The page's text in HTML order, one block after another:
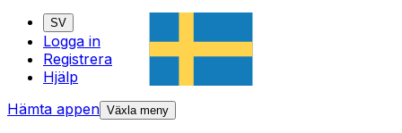
SV
Logga in
Registrera
Hjälp
Hämta appen Växla meny